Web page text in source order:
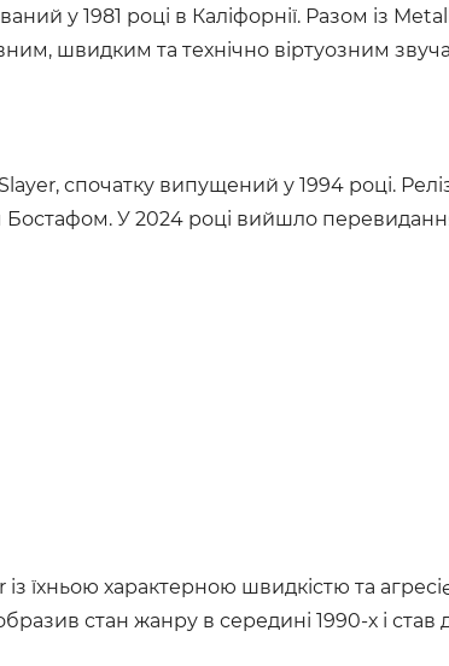
у 1981 році в Каліфорнії. Разом із
швидким та технічно віртуозним
спочатку випущений у 1994 році.
У 2024 році вийшло
їхньою характерною швидкістю та
стан жанру в середині 1990-х і